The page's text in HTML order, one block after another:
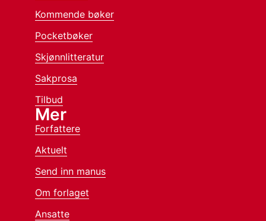
Kommende bøker
Pocketbøker
Skjønnlitteratur
Sakprosa
Tilbud
Mer
Forfattere
Aktuelt
Send inn manus
Om forlaget
Ansatte